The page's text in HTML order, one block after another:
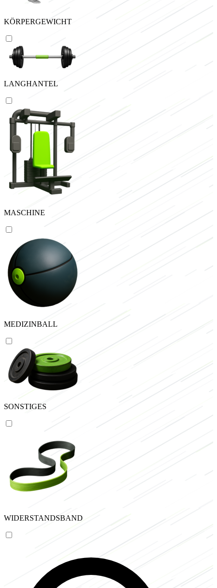
KÖRPERGEWICHT
LANGHANTEL
MASCHINE
MEDIZINBALL
SONSTIGES
WIDERSTANDSBAND